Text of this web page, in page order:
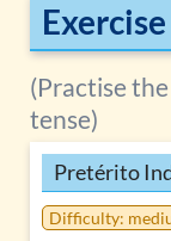
(Practise
tense)
Pretérito
Difficulty: